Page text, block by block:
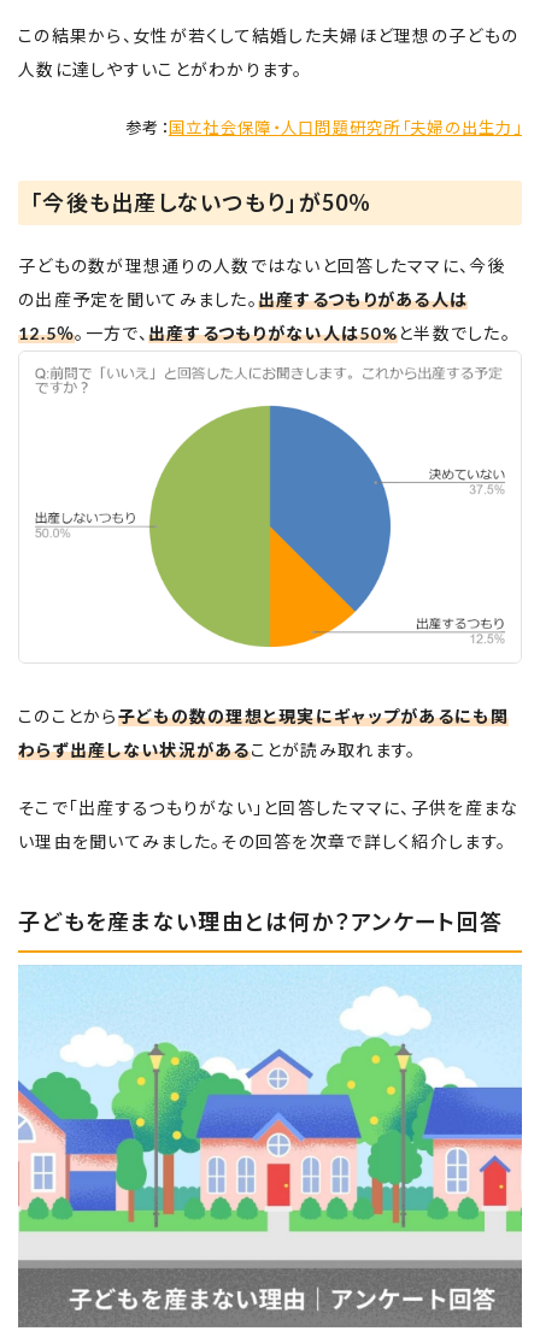
この結果から、女性が若くして結婚した夫婦ほど理想の子どもの
人数に達しやすいことがわかります。
参考： 国立社会保障・人口問題研究所「夫婦の出生力」
「今後も出産しないつもり」が50％
子どもの数が理想通りの人数ではないと回答したママに、今後
の出産予定を聞いてみました。出産するつもりがある人は
12.5％。一方で、 出産するつもりがない人は50%と半数でした。
このことから子どもの数の理想と現実にギャップがあるにも関
わらず出産しない状況があることが読み取れます。
そこで「出産するつもりがない」と回答したママに、子供を産まな
い理由を聞いてみました。その回答を次章で詳しく紹介します。
子どもを産まない理由とは何か？アンケート回答